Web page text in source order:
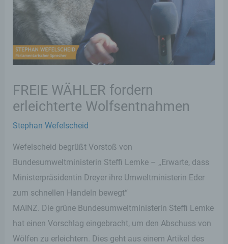
FREIE WÄHLER fordern
erleichterte Wolfsentnahmen
Stephan Wefelscheid
Wefelscheid begrüßt Vorstoß von
Bundesumweltministerin Steffi Lemke – „Erwarte, dass
Ministerpräsidentin Dreyer ihre Umweltministerin Eder
zum schnellen Handeln bewegt“
MAINZ. Die grüne Bundesumweltministerin Steffi Lemke
hat einen Vorschlag eingebracht, um den Abschuss von
Wölfen zu erleichtern. Dies geht aus einem Artikel des